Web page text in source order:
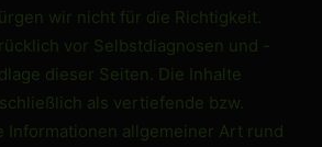
wir nicht für die Richtigkeit.
vor Selbstdiagnosen und -
dieser Seiten. Die Inhalte
als vertiefende bzw.
Informationen allgemeiner Art rund